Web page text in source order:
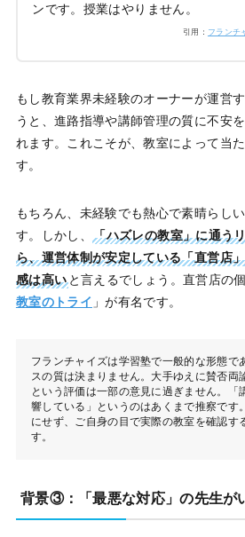
ンです。授業はやりません。
引用： フランチ
もし教育業界未経験のオーナーが運営
うと、進路指導や講師管理の質に不安
れます。これこそが、教室によって当
す。
もちろん、未経験でも熱心で素晴らし
す。しかし、
「ハズレの教室」に通う
ら、運営体制が安定している「直営店
感は高いと言えるでしょう。直営店の
教室のトライ 」が有名です。
フランチャイズは学習塾で一般的な形態で
スの質は決まりません。大手ゆえに賛否両
という評価は一部の意見に過ぎません。「
響している」というのはあくまで推察です
にせず、ご自身の目で実際の教室を確認す
す。
背景③：「最悪な対応」の先生が